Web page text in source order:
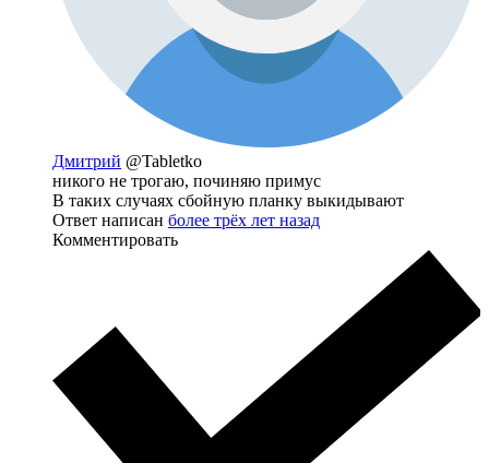
Дмитрий @Tabletko
никого не трогаю, починяю примус
В таких случаях сбойную планку выкидывают
Ответ написан более трёх лет назад
Комментировать